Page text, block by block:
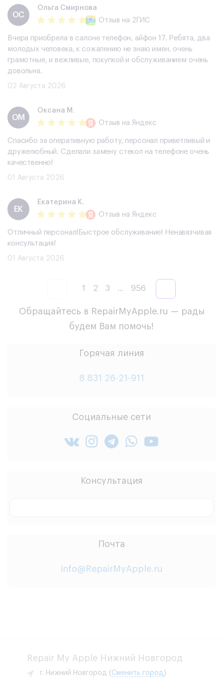
ОС
Ольга Смирнова
Отзыв на 2ГИС
Вчера приобрела в салоне телефон, айфон 17. Ребята, два
молодых человека, к сожалению не знаю имен, очень
грамотные, и вежливые, покупкой и обслуживанием очень
довольна.
02 Августа 2026
ОМ
Оксана М.
Отзыв на Яндекс
Спасибо за оперативную работу, персонал приветливый и
дружелюбный. Сделали замену стекол на телефоне очень
качественно!
01 Августа 2026
ЕК
Екатерина К.
Отзыв на Яндекс
Отличный персонал!Быстрое обслуживание! Ненавязчивая
консультация!
01 Августа 2026
1 2 3 ... 956
Обращайтесь в RepairMyApple.ru — рады
будем Вам помочь!
Горячая линия
8 831 26-21-911
Социальные сети
Консультация
Почта
info@RepairMyApple.ru
Repair My Apple Нижний Новгород
г. Нижний Новгород ( Сменить город )